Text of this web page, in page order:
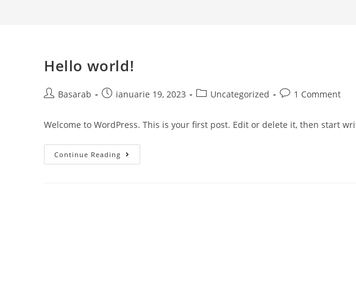
Hello world!
PostBasarab
Postianuarie 19, 2023
PostUncategorized
Post1 Comment
Welcome to WordPress. This is your first post. Edit or delete it, then start
Continue Reading Hello
World!